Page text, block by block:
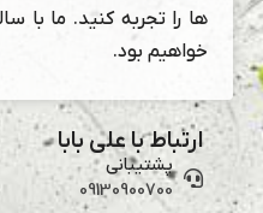
ها را تجربه کنید. ما با
خواهیم بود.
ارتباط با علی بابا
پشتیبانی
09130900700